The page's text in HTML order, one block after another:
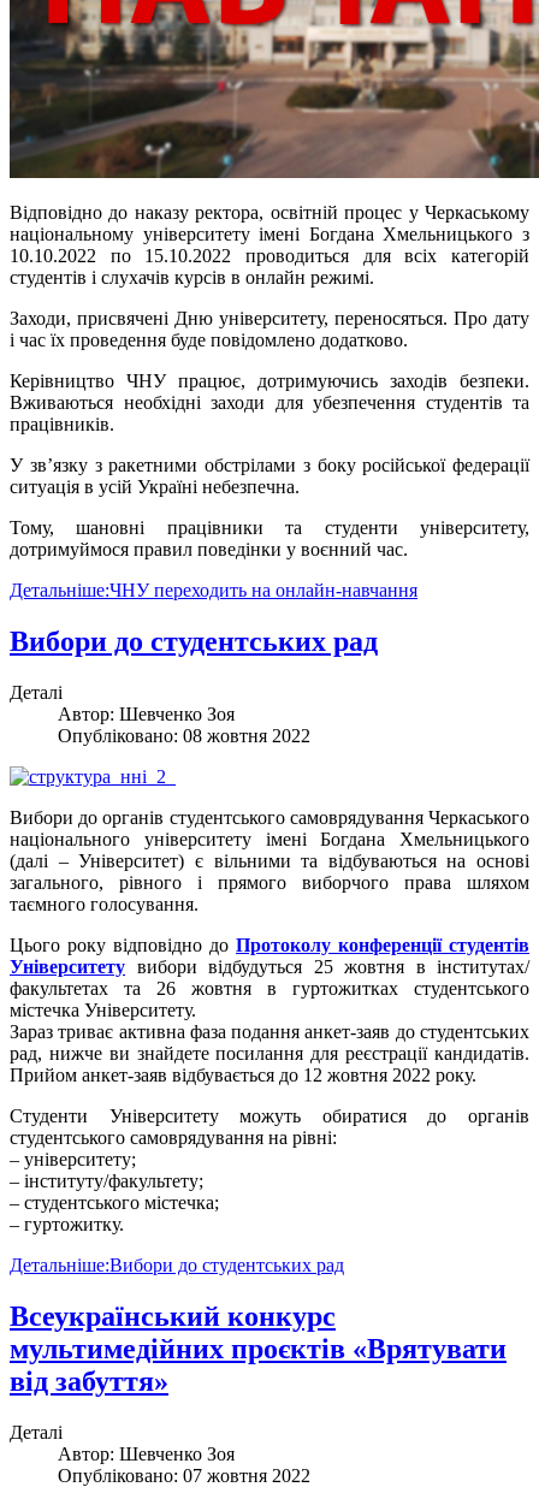
Відповідно до наказу ректора, освітній процес у Черкаському
національному університету імені Богдана Хмельницького з
10.10.2022 по 15.10.2022 проводиться для всіх категорій
студентів і слухачів курсів в онлайн режимі.
Заходи, присвячені Дню університету, переносяться. Про дату
і час їх проведення буде повідомлено додатково.
Керівництво ЧНУ працює, дотримуючись заходів безпеки.
Вживаються необхідні заходи для убезпечення студентів та
працівників.
У зв’язку з ракетними обстрілами з боку російської федерації
ситуація в усій Україні небезпечна.
Тому, шановні працівники та студенти університету,
дотримуймося правил поведінки у воєнний час.
Детальніше:ЧНУ переходить на онлайн-навчання
Вибори до студентських рад
Деталі
Автор: Шевченко Зоя
Опубліковано: 08 жовтня 2022
Вибори до органів студентського самоврядування Черкаського
національного університету імені Богдана Хмельницького
(далі – Університет) є вільними та відбуваються на основі
загального, рівного і прямого виборчого права шляхом
таємного голосування.
Цього року відповідно до Протоколу конференції студентів
Університету вибори відбудуться 25 жовтня в інститутах/
факультетах та 26 жовтня в гуртожитках студентського
містечка Університету.
Зараз триває активна фаза подання анкет-заяв до студентських
рад, нижче ви знайдете посилання для реєстрації кандидатів.
Прийом анкет-заяв відбувається до 12 жовтня 2022 року.
Студенти Університету можуть обиратися до органів
студентського самоврядування на рівні:
‒ університету;
‒ інституту/факультету;
‒ студентського містечка;
‒ гуртожитку.
Детальніше:Вибори до студентських рад
Всеукраїнський конкурс
мультимедійних проєктів «Врятувати
від забуття»
Деталі
Автор: Шевченко Зоя
Опубліковано: 07 жовтня 2022